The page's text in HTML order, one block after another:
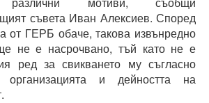
съвета Иван Алексиев. Според
от ГЕРБ обаче, такова извънредно
не е насрочвано, тъй като не е
ред за свикването му съгласно
и дейността на